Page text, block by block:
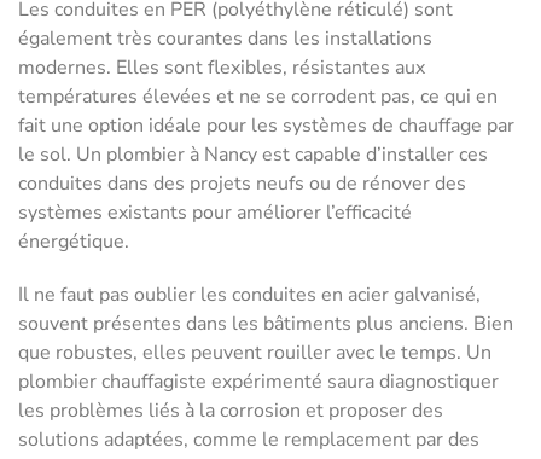
Les conduites en PER (polyéthylène réticulé) sont
également très courantes dans les installations
modernes. Elles sont flexibles, résistantes aux
températures élevées et ne se corrodent pas, ce qui en
fait une option idéale pour les systèmes de chauffage par
le sol. Un plombier à Nancy est capable d’installer ces
conduites dans des projets neufs ou de rénover des
systèmes existants pour améliorer l’efficacité
énergétique.
Il ne faut pas oublier les conduites en acier galvanisé,
souvent présentes dans les bâtiments plus anciens. Bien
que robustes, elles peuvent rouiller avec le temps. Un
plombier chauffagiste expérimenté saura diagnostiquer
les problèmes liés à la corrosion et proposer des
solutions adaptées, comme le remplacement par des